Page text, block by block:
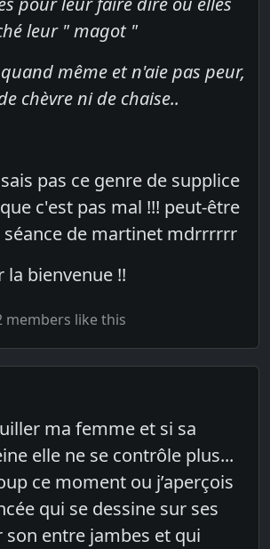
leur " magot "
même et n'aie pas peur,
chèvre ni de chaise..
pas ce genre de supplice
c'est pas mal !!! peut-être
séance de martinet mdrrrrrr
bienvenue !!
members like this
ma femme et si sa
elle ne se contrôle plus...
ce moment ou j’aperçois
qui se dessine sur ses
son entre jambes et qui